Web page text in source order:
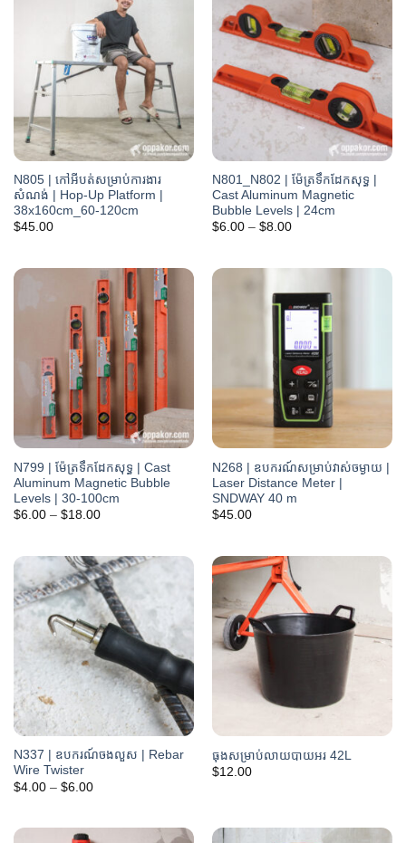
N805 | កៅអីបត់សម្រាប់ការងារ
សំណង់ | Hop-Up Platform |
38x160cm_60-120cm
$45.00
N801_N802 | ម៉ែត្រទឹកដែកសុទ្ធ |
Cast Aluminum Magnetic
Bubble Levels | 24cm
$6.00 – $8.00Price
N799 | ម៉ែត្រទឹកដែកសុទ្ធ | Cast
Aluminum Magnetic Bubble
Levels | 30-100cm
$6.00 – $18.00Price
$18.00
N268 | ឧបករណ៍សម្រាប់វាស់ចម្ងាយ |
Laser Distance Meter |
SNDWAY 40 m
$45.00
N337 | ឧបករណ៍ចងលួស | Rebar
Wire Twister
$4.00 – $6.00Price
ធុងសម្រាប់លាយបាយអរ 42L
$12.00